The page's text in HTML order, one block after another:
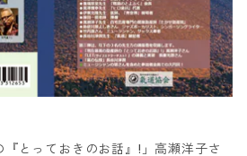
とっておきのお話』!」高瀬洋子さ